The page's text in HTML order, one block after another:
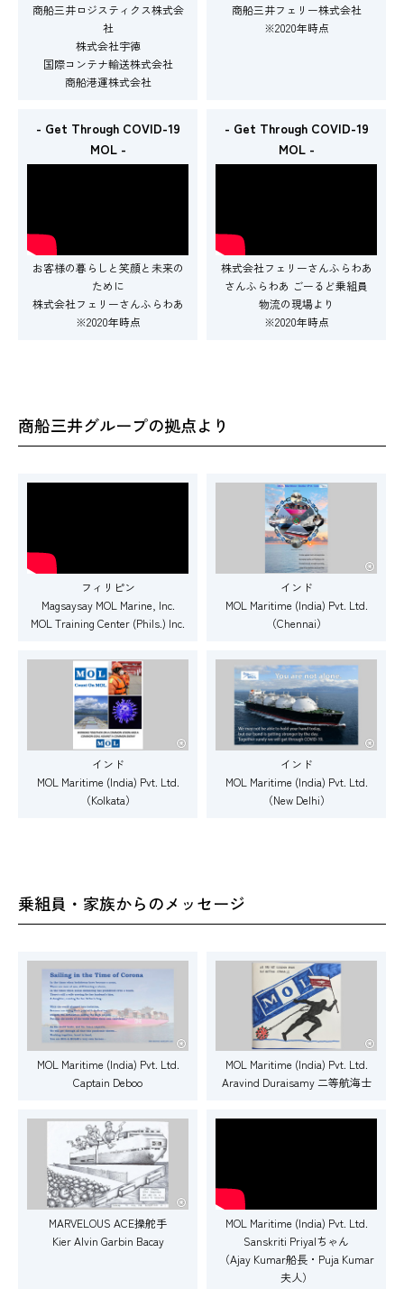
商船三井ロジスティクス株式会
社
株式会社宇徳
国際コンテナ輸送株式会社
商船港運株式会社
商船三井フェリー株式会社
※2020年時点
- Get Through COVID-19
MOL -
お客様の暮らしと笑顔と未来の
ために
株式会社フェリーさんふらわあ
※2020年時点
- Get Through COVID-19
MOL -
株式会社フェリーさんふらわあ
さんふらわあ ごーるど乗組員
物流の現場より
※2020年時点
商船三井グループの拠点より
フィリピン
Magsaysay MOL Marine, Inc.
MOL Training Center (Phils.) Inc.
インド
MOL Maritime (India) Pvt. Ltd.
（Chennai）
インド
MOL Maritime (India) Pvt. Ltd.
（Kolkata）
インド
MOL Maritime (India) Pvt. Ltd.
（New Delhi）
乗組員・家族からのメッセージ
MOL Maritime (India) Pvt. Ltd.
Captain Deboo
MOL Maritime (India) Pvt. Ltd.
Aravind Duraisamy 二等航海士
MARVELOUS ACE操舵手
Kier Alvin Garbin Bacay
MOL Maritime (India) Pvt. Ltd.
Sanskriti Priyalちゃん
（Ajay Kumar船長・Puja Kumar
夫人）